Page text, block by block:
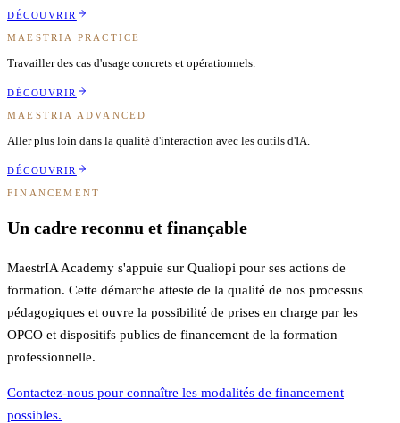
DÉCOUVRIR
MAESTRIA PRACTICE
Travailler des cas d'usage concrets et opérationnels.
DÉCOUVRIR
MAESTRIA ADVANCED
Aller plus loin dans la qualité d'interaction avec les outils d'IA.
DÉCOUVRIR
FINANCEMENT
Un cadre reconnu et finançable
MaestrIA Academy s'appuie sur Qualiopi pour ses actions de
formation. Cette démarche atteste de la qualité de nos processus
pédagogiques et ouvre la possibilité de prises en charge par les
OPCO et dispositifs publics de financement de la formation
professionnelle.
Contactez-nous pour connaître les modalités de financement
possibles.